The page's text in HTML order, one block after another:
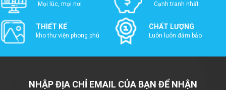
Mọi lúc, mọi nơi Cạnh tranh nhất
THIẾT KẾ
kho thư viện phong phú
CHẤT LƯỢNG
Luôn luôn đảm bảo
NHẬP ĐỊA CHỈ EMAIL CỦA BẠN ĐỂ NHẬN